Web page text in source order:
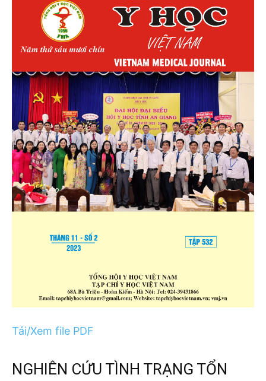
Tải/Xem file PDF
NGHIÊN CỨU TÌNH TRẠNG TỔN